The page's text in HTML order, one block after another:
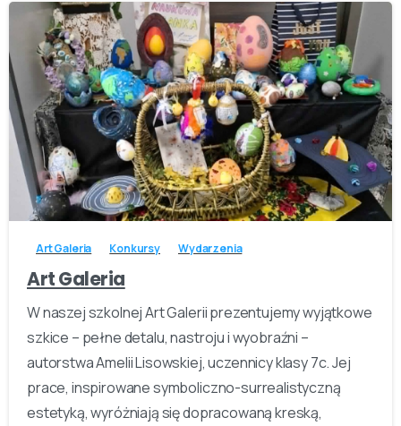
-
Art Galeria Konkursy Wydarzenia
Art Galeria
W naszej szkolnej Art Galerii prezentujemy wyjątkowe
szkice – pełne detalu, nastroju i wyobraźni –
autorstwa Amelii Lisowskiej, uczennicy klasy 7c. Jej
prace, inspirowane symboliczno-surrealistyczną
estetyką, wyróżniają się dopracowaną kreską,